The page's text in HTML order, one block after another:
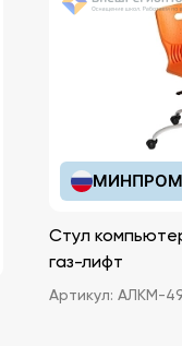
Стул
газ-лифт
Артикул: АЛКМ-